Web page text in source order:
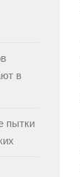
в
пытки